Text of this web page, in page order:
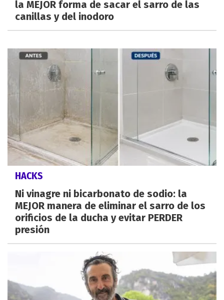
la MEJOR forma de sacar el sarro de las
canillas y del inodoro
HACKS
Ni vinagre ni bicarbonato de sodio: la
MEJOR manera de eliminar el sarro de los
orificios de la ducha y evitar PERDER
presión